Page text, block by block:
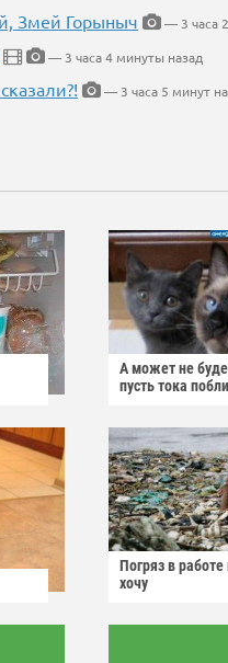
Змей Горыныч
— 3 часа
— 3 часа 4 минуты назад
— 3 часа 5 минут
А может не
пусть тока
Погряз в
хочу